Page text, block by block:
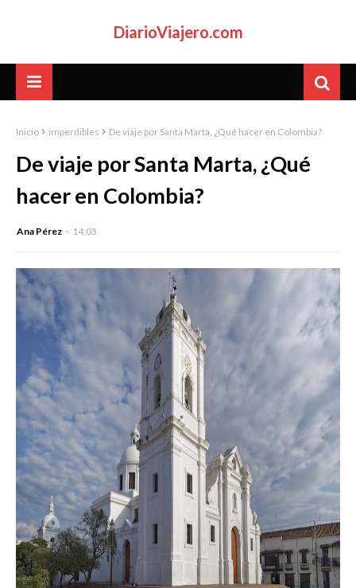
DiarioViajero.com
Inicio imperdibles De viaje por Santa Marta, ¿Qué hacer en Colombia?
De viaje por Santa Marta, ¿Qué
hacer en Colombia?
Ana Pérez 14:03